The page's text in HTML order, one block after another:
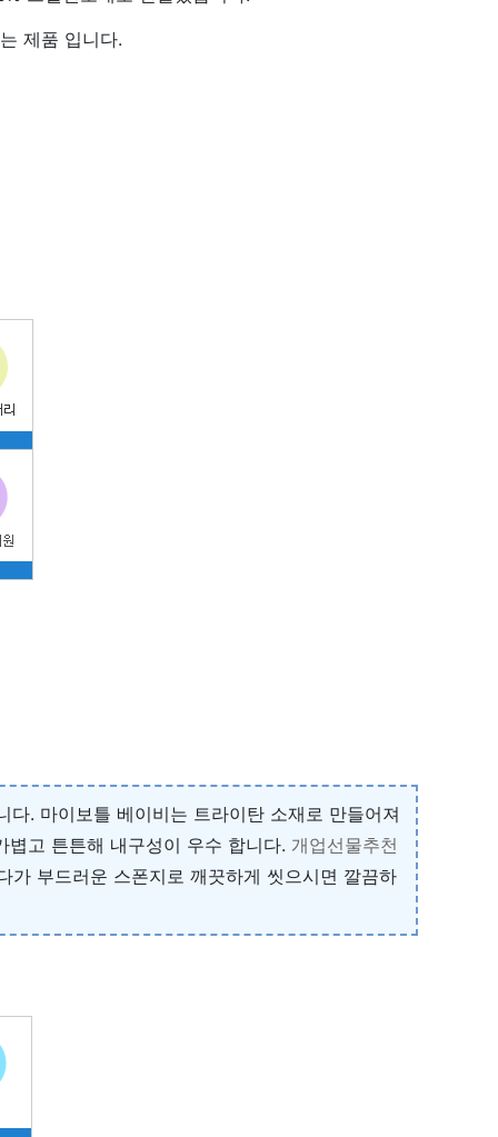
제품 입니다.
. 마이보틀 베이비는 트라이탄 소재로 만들어져
고 튼튼해 내구성이 우수 합니다. 개업선물추천
부드러운 스폰지로 깨끗하게 씻으시면 깔끔하